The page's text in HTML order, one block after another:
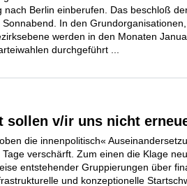
nach Berlin einberufen. Das beschloß
In den
werden in den Monaten
durchgeführt ...
sollen v/ir uns nicht
die innenpolitisch«
verschärft. Zum einen die Klage
entstehender Gruppierungen über
und konzeptionelle